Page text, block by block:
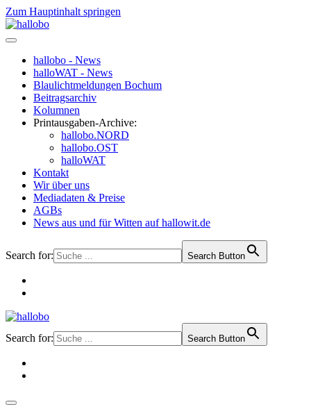
Zum Hauptinhalt springen
hallobo - News
halloWAT - News
Blaulichtmeldungen Bochum
Beitragsarchiv
Kolumnen
Printausgaben-Archive:
hallobo.NORD
hallobo.OST
halloWAT
Kontakt
Wir über uns
Mediadaten & Preise
AGBs
News aus und für Witten auf hallowit.de
Search for: Search Button
Search for: Search Button